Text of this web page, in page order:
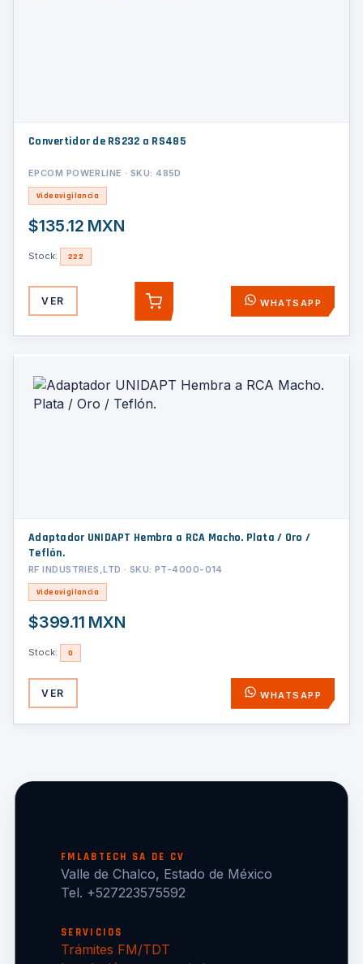
Convertidor de RS232 a RS485
EPCOM POWERLINE · SKU: 485D
Videovigilancia
$135.12 MXN
Stock: 222
VER AGREGAR WHATSAPP
Adaptador UNIDAPT Hembra a RCA Macho. Plata / Oro /
Teflón.
RF INDUSTRIES,LTD · SKU: PT-4000-014
Videovigilancia
$399.11 MXN
Stock: 0
VER WHATSAPP
FMLABTECH SA DE CV
Valle de Chalco, Estado de México
Tel. +527223575592
SERVICIOS
Trámites FM/TDT